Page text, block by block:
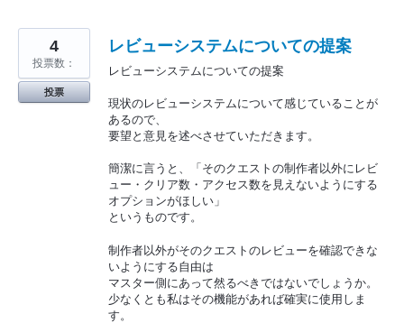
レビューシステムについての提案
レビューシステムについての提案
現状のレビューシステムについて感じていることが
あるので、
要望と意見を述べさせていただきます。
簡潔に言うと、「そのクエストの制作者以外にレビ
ュー・クリア数・アクセス数を見えないようにする
オプションがほしい」
というものです。
制作者以外がそのクエストのレビューを確認できな
いようにする自由は
マスター側にあって然るべきではないでしょうか。
少なくとも私はその機能があれば確実に使用しま
す。
4
投票数：
投票